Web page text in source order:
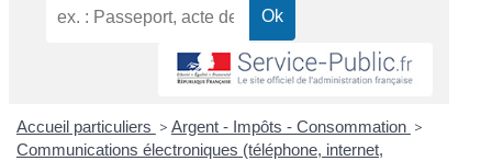
Accueil particuliers > Argent - Impôts - Consommation >
Communications électroniques (téléphone, internet,